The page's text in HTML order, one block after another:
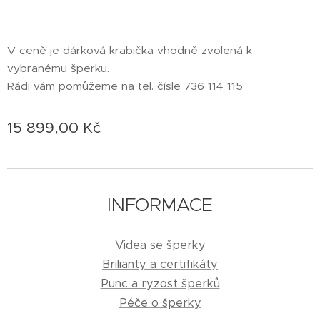
V ceně je dárková krabička vhodně zvolená k
vybranému šperku.
Rádi vám pomůžeme na tel. čísle 736 114 115
15 899,00 Kč
INFORMACE
Videa se šperky
Brilianty a certifikáty
Punc a ryzost šperků
Péče o šperky